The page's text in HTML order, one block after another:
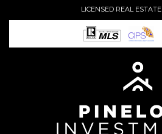
LICENSED REAL